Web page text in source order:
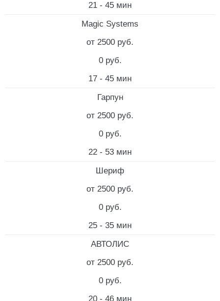
21 - 45 мин
Magic Systems
от 2500 руб.
0 руб.
17 - 45 мин
Гарпун
от 2500 руб.
0 руб.
22 - 53 мин
Шериф
от 2500 руб.
0 руб.
25 - 35 мин
АВТОЛИС
от 2500 руб.
0 руб.
20 - 46 мин